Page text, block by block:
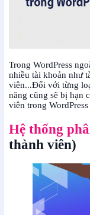
Trong WordPress
nhiều tài khoản như
viên...Đối với từng
năng cũng sẽ bị hạn
viên trong
Hệ thống
thành viên)